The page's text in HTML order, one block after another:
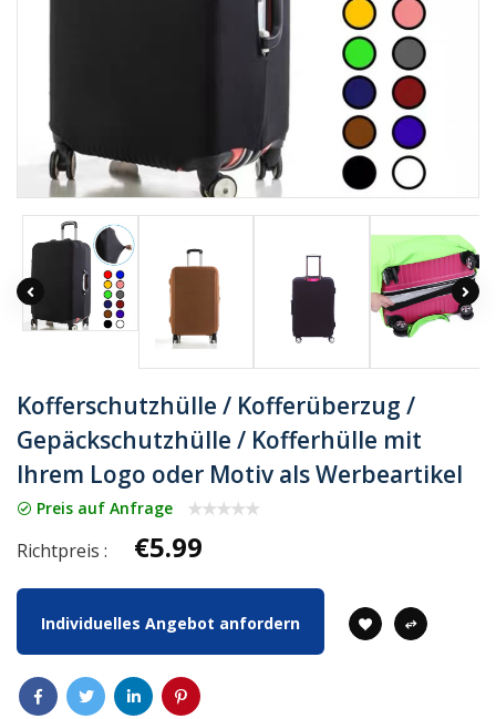
Kofferschutzhülle / Kofferüberzug /
Gepäckschutzhülle / Kofferhülle mit
Ihrem Logo oder Motiv als Werbeartikel
Preis auf Anfrage
Richtpreis : €5.99
Individuelles Angebot anfordern